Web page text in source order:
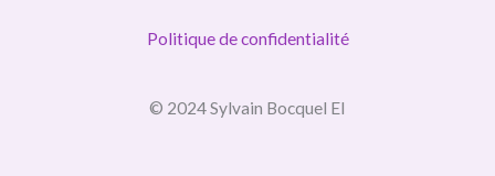
Politique de confidentialité
© 2024 Sylvain Bocquel EI